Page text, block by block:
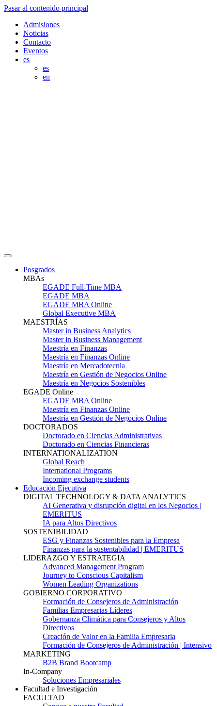
Pasar al contenido principal
Admisiones
Noticias
Contacto
Eventos
es
es
en
Posgrados
MBAs
EGADE Full-Time MBA
EGADE MBA
EGADE MBA Online
Global Executive MBA
MAESTRÍAS
Master in Business Analytics
Master in Business Management
Maestría en Finanzas
Maestría en Finanzas Online
Maestría en Mercadotecnia
Maestría en Gestión de Negocios Online
Maestría en Negocios Sostenibles
EGADE Online
EGADE MBA Online
Maestría en Finanzas Online
Maestría en Gestión de Negocios Online
DOCTORADOS
Doctorado en Ciencias Administrativas
Doctorado en Ciencias Financieras
INTERNATIONALIZATION
Global Reach
International Programs
Incoming exchange students
Educación Ejecutiva
DIGITAL TECHNOLOGY & DATA ANALYTICS
AI Generativa y disrupción digital en los Negocios |
EMERITUS
IA para Altos Directivos
SOSTENIBILIDAD
ESG y Finanzas Sostenibles para la Empresa
Finanzas para la sustentabilidad | EMERITUS
LIDERAZGO Y ESTRATEGIA
Advanced Management Program
Journey to Conscious Capitalism
Women Leading Organizations
GOBIERNO CORPORATIVO
Formación de Consejeros de Administración
Familias Empresarias Líderes
Gobernanza Climática para Consejeros y Altos
Directivos
Creación de Valor en la Familia Empresaria
Formación de Consejeros de Administración | Intensivo
MARKETING
B2B Brand Bootcamp
In-Company
Soluciones Empresariales
Facultad e Investigación
FACULTAD